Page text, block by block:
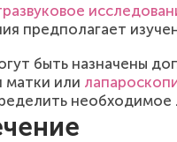
предполагает
быть назначены
матки или
необходимое